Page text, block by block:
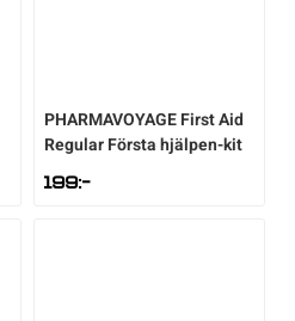
PHARMAVOYAGEFirst Aid
Regular Första hjälpen-kit
199:-